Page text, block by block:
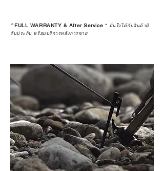
*FULL WARRANTY & After Service * มั่นใจได้กับสินค้ามี
รับประกัน พร้อมบริการหลังการขาย